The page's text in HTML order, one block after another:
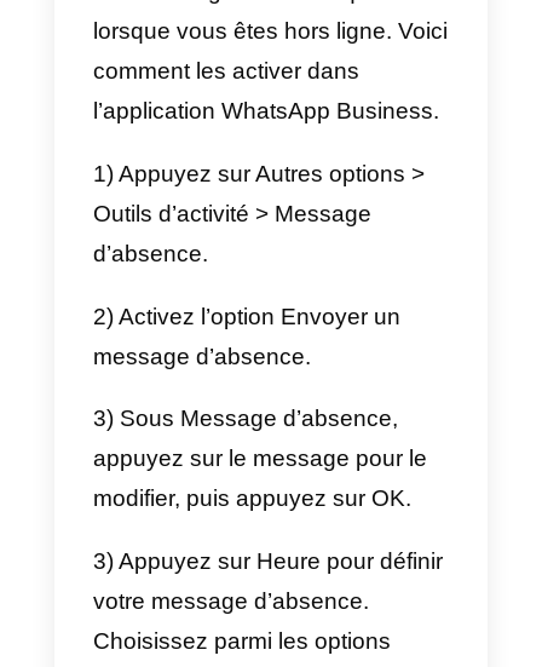
fonctionnent-elles?
Les réponses automatiques sont
des messages qui sont
automatiquement envoyés à
base:
avec lemessage de bienvenue;
l’opérateur, avec lemessage
d’absence.